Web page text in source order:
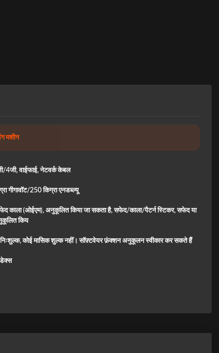
मशीन
4जी, वाईफाई, नेटवर्क केबल
गीगावॉट/250 किग्रा एनडब्ल्यू
काला (ओईएम), अनुकूलित किया जा सकता है, सफेद/काला/पैटर्न स्टिकर, सफेद या
किय
निःशुल्क, कोई मासिक शुल्क नहीं। सॉफ़्टवेयर फ़ंक्शन अनुकूलन स्वीकार कर सकते हैं
डेक्स